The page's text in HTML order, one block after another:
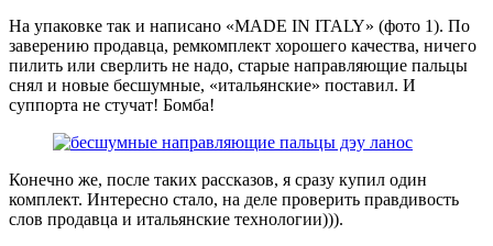
На упаковке так и написано «MADE IN ITALY» (фото 1). По
заверению продавца, ремкомплект хорошего качества, ничего
пилить или сверлить не надо, старые направляющие пальцы
снял и новые бесшумные, «итальянские» поставил. И
суппорта не стучат! Бомба!
Конечно же, после таких рассказов, я сразу купил один
комплект. Интересно стало, на деле проверить правдивость
слов продавца и итальянские технологии))).